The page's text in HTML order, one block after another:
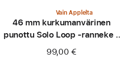
Vain Applelta
46 mm kurkumanvärinen
punottu Solo Loop ‑ranneke -
koko 0
99,00 €